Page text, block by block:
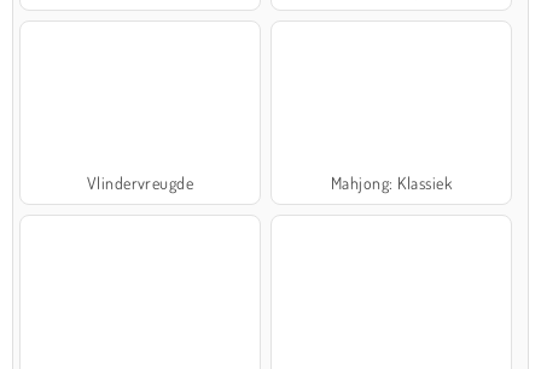
Vlindervreugde Mahjong: Klassiek